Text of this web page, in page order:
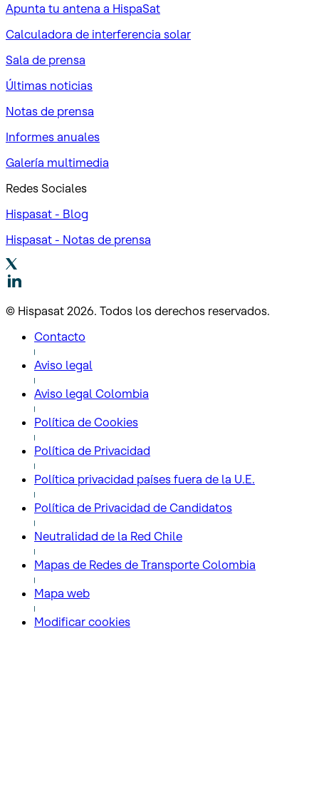
Apunta tu antena a HispaSat
Calculadora de interferencia solar
Sala de prensa
Últimas noticias
Notas de prensa
Informes anuales
Galería multimedia
Redes Sociales
Hispasat - Blog
Hispasat - Notas de prensa
© Hispasat 2026. Todos los derechos reservados.
Contacto
Aviso legal
Aviso legal Colombia
Política de Cookies
Política de Privacidad
Política privacidad países fuera de la U.E.
Política de Privacidad de Candidatos
Neutralidad de la Red Chile
Mapas de Redes de Transporte Colombia
Mapa web
Modificar cookies